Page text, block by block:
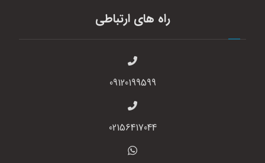
راه های ارتباطی
09120199599
02156417044